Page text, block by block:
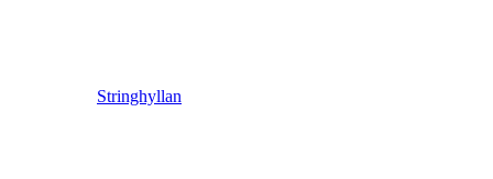
Stringhyllan